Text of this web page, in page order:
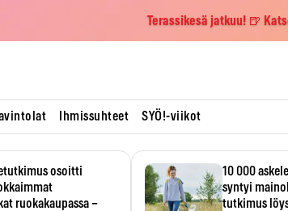
Terassikesä jatkuu! 🍺
Ihmissuhteet SYÖ!-viikot
osoitti
ruokakaupassa –
10 000
syntyi
tutkimus